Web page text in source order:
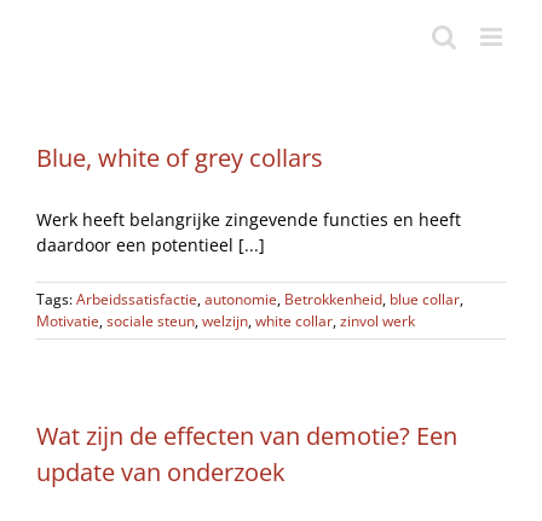
Blue, white of grey collars
Werk heeft belangrijke zingevende functies en heeft
daardoor een potentieel [...]
Tags:Arbeidssatisfactie,autonomie, Betrokkenheid, blue collar,
Motivatie,sociale steun,welzijn,white collar,zinvol werk
Wat zijn de effecten van demotie? Een
update van onderzoek